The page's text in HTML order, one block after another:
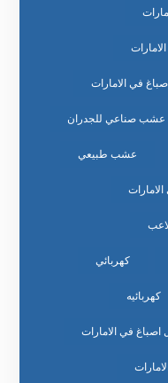
صباغ في الامارات
عشب صناعي للجدران
عشب طبيعي
كهربائي
كهربائيه
اصباغ في الامارات